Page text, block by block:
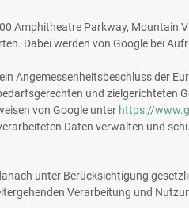
Parkway, Mountain
Dabei werden von Google bei
Angemessenheitsbeschluss der
und zielgerichteten
von Google unter https://
Daten verwalten und
unter Berücksichtigung
Verarbeitung und